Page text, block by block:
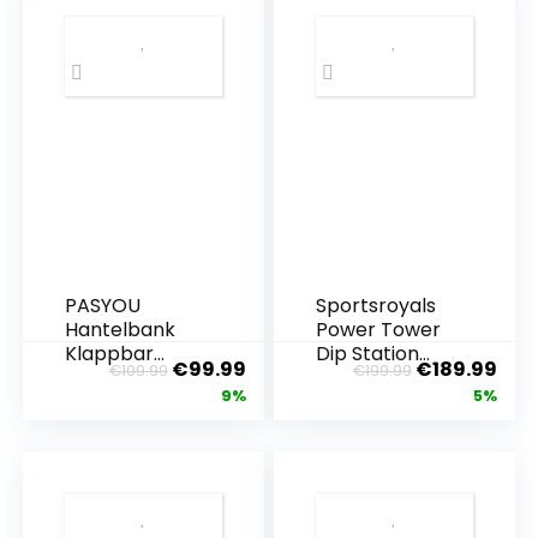
PASYOU
Hantelbank
Klappbar
Verstellbar,
workout，7 in
€109.99 €99.99
9%
Sportsroyals
Power Tower
Dip Station
Klimmzugstan
€199.99€189.99
5%